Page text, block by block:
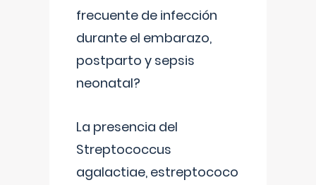
frecuente de infección
durante el embarazo,
postparto y sepsis
neonatal?
La presencia del
Streptococcus
agalactiae, estreptococo